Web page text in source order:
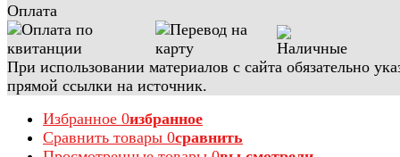
Оплата
При использовании материалов с сайта обязательно
прямой ссылки на источник.
Избранное 0избранное
Сравнить товары 0сравнить